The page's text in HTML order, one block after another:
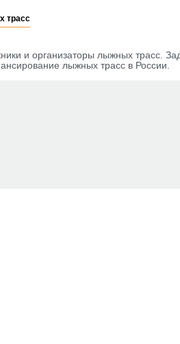
трасс
и организаторы лыжных трасс.
лыжных трасс в России.